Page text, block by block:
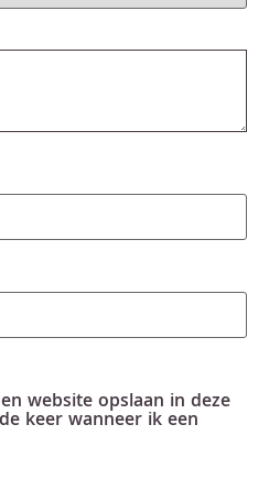
website opslaan in deze
keer wanneer ik een